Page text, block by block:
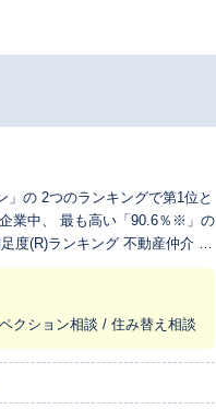
の 2つのランキングで第1位と
業中、 最も高い「90.6％※」の
度(R)ランキング 不動産仲介 売
いか」について 回答者からの
クション相談 / 住み替え相談